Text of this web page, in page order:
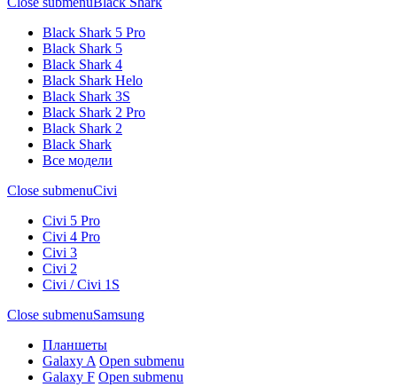
Black Shark 5 Pro
Black Shark 5
Black Shark 4
Black Shark Helo
Black Shark 3S
Black Shark 2 Pro
Black Shark 2
Black Shark
Все модели
Close submenuCivi
Civi 5 Pro
Civi 4 Pro
Civi 3
Civi 2
Civi / Civi 1S
Close submenuSamsung
Планшеты
Galaxy A Open submenu
Galaxy F Open submenu